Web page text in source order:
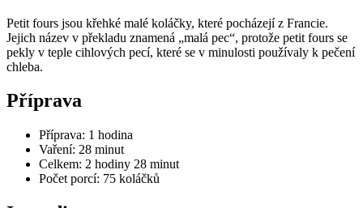
Petit fours jsou křehké malé koláčky, které pocházejí z Francie.
Jejich název v překladu znamená „malá pec“, protože petit fours se
pekly v teple cihlových pecí, které se v minulosti používaly k pečení
chleba.
Příprava
Příprava: 1 hodina
Vaření: 28 minut
Celkem: 2 hodiny 28 minut
Počet porcí: 75 koláčků